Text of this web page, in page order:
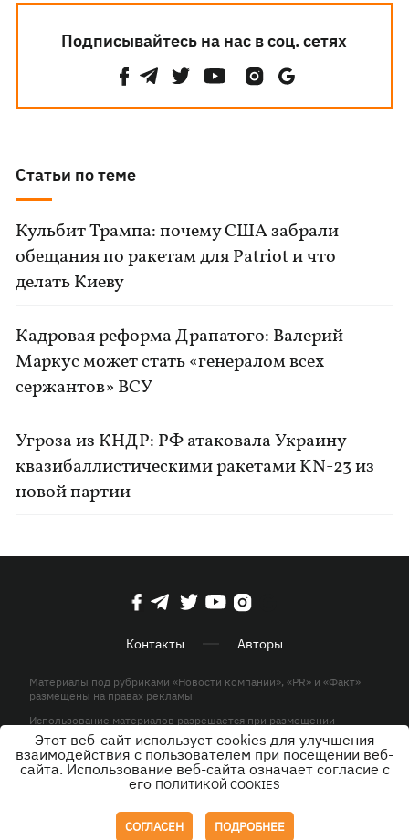
Подписывайтесь на нас в соц. сетях
Статьи по теме
Кульбит Трампа: почему США забрали
обещания по ракетам для Patriot и что
делать Киеву
Кадровая реформа Драпатого: Валерий
Маркус может стать «генералом всех
сержантов» ВСУ
Угроза из КНДР: РФ атаковала Украину
квазибаллистическими ракетами KN-23 из
новой партии
Контакты Авторы
Материалы под рубриками «Новости компании», «PR» и «Факт»
размещены на правах рекламы
Использование материалов разрешается при размещении
активной гиперссылки на KP.UA в первом абзаце.
© ООО «ЮЛАВ МЕДИА»,2026. Все права защищены.
Этот веб-сайт использует cookies для улучшения
взаимодействия с пользователем при посещении веб-
сайта. Использование веб-сайта означает согласие с
его ПОЛИТИКОЙ COOKIES
СОГЛАСЕН ПОДРОБНЕЕ